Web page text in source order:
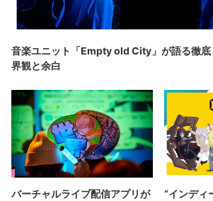
音楽ユニット「Empty old City」が語る徹
界観と余白
バーチャルライブ配信アプリが
“インディ